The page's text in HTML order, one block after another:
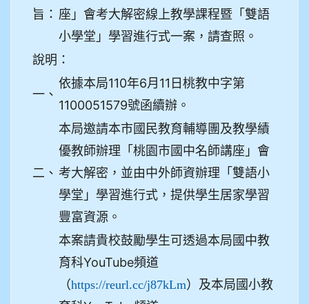
旨： 座」會考大解密線上教學課程暨「雙語
小學堂」學習進行式一案，請查照。
說明：
一、
依據本局110年6月11日桃教中字第
1100051579號函續辦。
二、
本局邀請本市國民教育輔導團及教學績
優教師辦理「桃園市國中名師講座」會
考大解密，並由中外師資辦理「雙語小
學堂」學習進行式，提供學生居家學習
豐富資源。
本案請貴校鼓勵學生可透過本局國中教
育科YouTube頻道
（https://reurl.cc/j87kLm）及本局國小教